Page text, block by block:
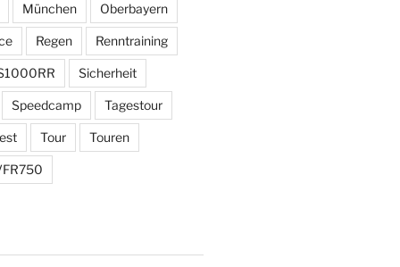
München Oberbayern
Regen Renntraining
Sicherheit
Speedcamp Tagestour
Tour Touren